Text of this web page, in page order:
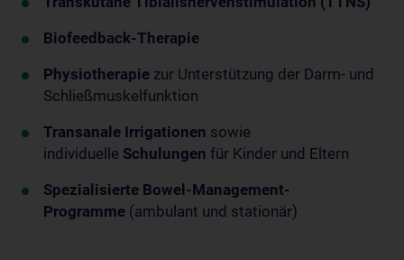
Biofeedback-Therapie
Physiotherapie zur Unterstützung der Darm- und
Schließmuskelfunktion
Transanale Irrigationen sowie
individuelle Schulungen für Kinder und Eltern
Spezialisierte Bowel-Management-
Programme (ambulant und stationär)